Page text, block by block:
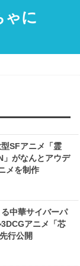
ゃに
SFアニメ「霊
」がなんとアウデ
メを制作
中華サイバーパ
アニメ「芯
行公開